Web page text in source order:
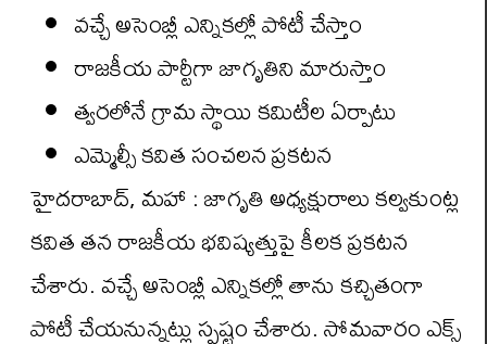
వచ్చే అసెంబ్లీ ఎన్నికల్లో పోటీ చేస్తాం
రాజకీయ పార్టీగా జాగృతిని మారుస్తాం
త్వరలోనే గ్రామ స్థాయి కమిటీల ఏర్పాటు
ఎమ్మెల్సీ కవిత సంచలన ప్రకటన
హైదరాబాద్, మహా : జాగృతి అధ్యక్షురాలు కల్వకుంట్ల
కవిత తన రాజకీయ భవిష్యత్తుపై కీలక ప్రకటన
చేశారు. వచ్చే అసెంబ్లీ ఎన్నికల్లో తాను కచ్చితంగా
పోటీ చేయనున్నట్లు స్పష్టం చేశారు. సోమవారం ఎక్స్